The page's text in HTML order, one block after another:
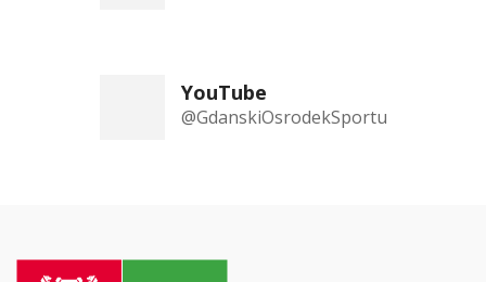
YouTube
@GdanskiOsrodekSportu